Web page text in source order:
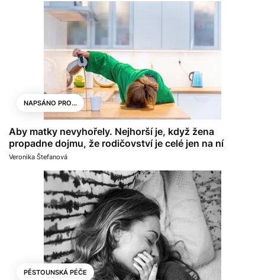
NAPSÁNO PRO...
Aby matky nevyhořely. Nejhorší je, když žena
propadne dojmu, že rodičovství je celé jen na ní
Veronika Štefanová
PĚSTOUNSKÁ PÉČE